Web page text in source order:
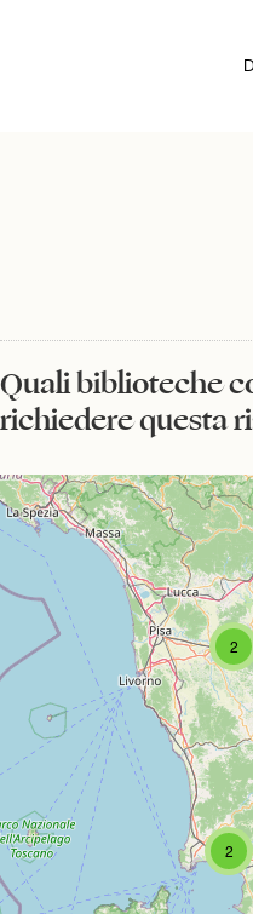
Quali biblioteche
richiedere questa
2
2